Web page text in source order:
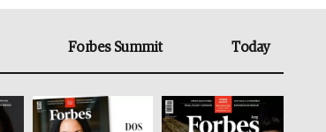
Forbes Summit Today